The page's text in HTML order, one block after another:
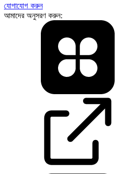
যোগাযোগ করুন
আমাদের অনুসরণ করুন: